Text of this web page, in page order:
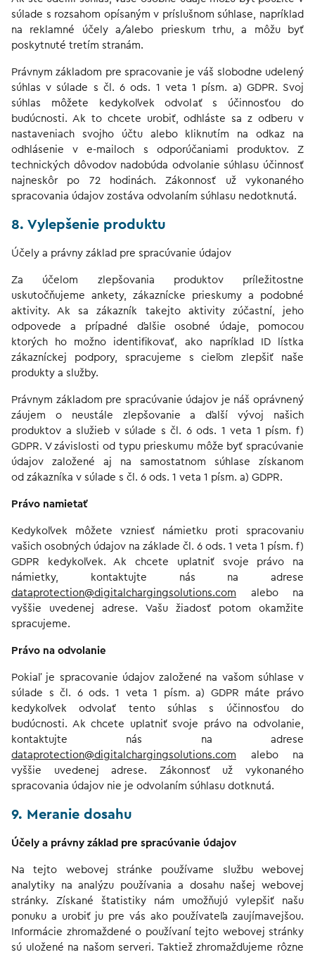
súlade s rozsahom opísaným v príslušnom súhlase, napríklad
na reklamné účely a/alebo prieskum trhu, a môžu byť
poskytnuté tretím stranám.
Právnym základom pre spracovanie je váš slobodne udelený
súhlas v súlade s čl. 6 ods. 1 veta 1 písm. a) GDPR. Svoj
súhlas môžete kedykoľvek odvolať s účinnosťou do
budúcnosti. Ak to chcete urobiť, odhláste sa z odberu v
nastaveniach svojho účtu alebo kliknutím na odkaz na
odhlásenie v e-mailoch s odporúčaniami produktov. Z
technických dôvodov nadobúda odvolanie súhlasu účinnosť
najneskôr po 72 hodinách. Zákonnosť už vykonaného
spracovania údajov zostáva odvolaním súhlasu nedotknutá.
8. Vylepšenie produktu
Účely a právny základ pre spracúvanie údajov
Za účelom zlepšovania produktov príležitostne
uskutočňujeme ankety, zákaznícke prieskumy a podobné
aktivity. Ak sa zákazník takejto aktivity zúčastní, jeho
odpovede a prípadné ďalšie osobné údaje, pomocou
ktorých ho možno identifikovať, ako napríklad ID lístka
zákazníckej podpory, spracujeme s cieľom zlepšiť naše
produkty a služby.
Právnym základom pre spracúvanie údajov je náš oprávnený
záujem o neustále zlepšovanie a ďalší vývoj našich
produktov a služieb v súlade s čl. 6 ods. 1 veta 1 písm. f)
GDPR. V závislosti od typu prieskumu môže byť spracúvanie
údajov založené aj na samostatnom súhlase získanom
od zákazníka v súlade s čl. 6 ods. 1 veta 1 písm. a) GDPR.
Právo namietať
Kedykoľvek môžete vzniesť námietku proti spracovaniu
vašich osobných údajov na základe čl. 6 ods. 1 veta 1 písm. f)
GDPR kedykoľvek. Ak chcete uplatniť svoje právo na
námietky, kontaktujte nás na adrese
dataprotection@digitalchargingsolutions.com alebo na
vyššie uvedenej adrese. Vašu žiadosť potom okamžite
spracujeme.
Právo na odvolanie
Pokiaľ je spracovanie údajov založené na vašom súhlase v
súlade s čl. 6 ods. 1 veta 1 písm. a) GDPR máte právo
kedykoľvek odvolať tento súhlas s účinnosťou do
budúcnosti. Ak chcete uplatniť svoje právo na odvolanie,
kontaktujte nás na adrese
dataprotection@digitalchargingsolutions.com alebo na
vyššie uvedenej adrese. Zákonnosť už vykonaného
spracovania údajov nie je odvolaním súhlasu dotknutá.
9. Meranie dosahu
Účely a právny základ pre spracúvanie údajov
Na tejto webovej stránke používame službu webovej
analytiky na analýzu používania a dosahu našej webovej
stránky. Získané štatistiky nám umožňujú vylepšiť našu
ponuku a urobiť ju pre vás ako používateľa zaujímavejšou.
Informácie zhromaždené o používaní tejto webovej stránky
sú uložené na našom serveri. Taktiež zhromažďujeme rôzne